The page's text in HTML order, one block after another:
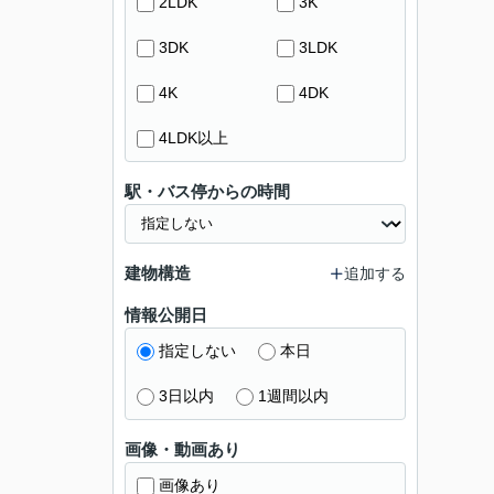
3DK 3LDK
4K 4DK
4LDK以上
駅・バス停からの時間
建物構造 追加する
情報公開日
指定しない 本日
3日以内 1週間以内
画像・動画あり
画像あり